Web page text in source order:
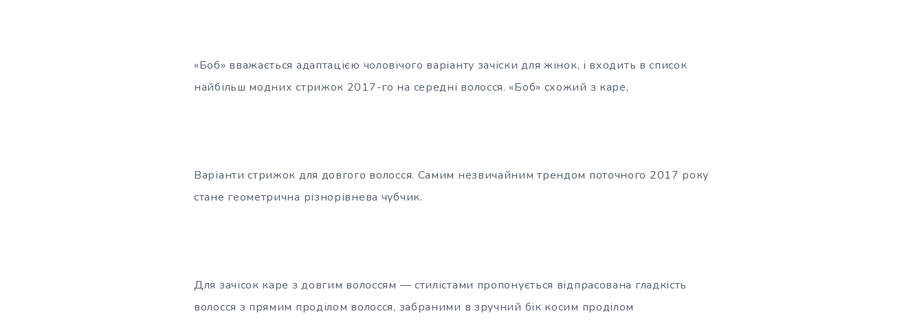
«Боб» вважається адаптацією чоловічого варіанту зачіски для жінок, і входить в список
найбільш модних стрижок 2017-го на середні волосся. «Боб» схожий з каре,
Варіанти стрижок для довгого волосся. Самим незвичайним трендом поточного 2017 року
стане геометрична різнорівнева чубчик.
Для зачісок каре з довгим волоссям — стилістами пропонується відпрасована гладкість
волосся з прямим проділом волосся, забраними в зручний бік косим проділом